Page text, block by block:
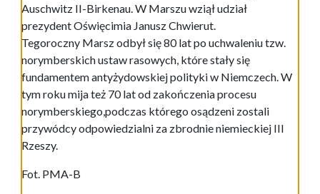
Auschwitz II-Birkenau. W Marszu wziął udział
prezydent Oświęcimia Janusz Chwierut.
Tegoroczny Marsz odbył się 80 lat po uchwaleniu tzw.
norymberskich ustaw rasowych, które stały się
fundamentem antyżydowskiej polityki w Niemczech. W
tym roku mija też 70 lat od zakończenia procesu
norymberskiego,podczas którego osądzeni zostali
przywódcy odpowiedzialni za zbrodnie niemieckiej III
Rzeszy.
Fot. PMA-B